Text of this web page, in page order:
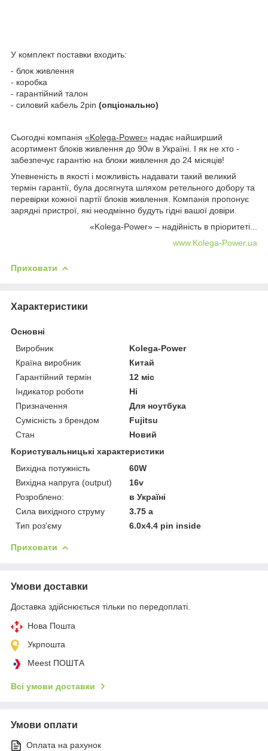
У комплект поставки входить:
- блок живлення
- коробка
- гарантійний талон
- силовий кабель 2pin (опціонально)
Сьогодні компанія «Kolega-Power» надає найширший
асортимент блоків живлення до 90w в Україні. І як не хто -
забезпечує гарантію на блоки живлення до 24 місяців!
Упевненість в якості і можливість надавати такий великий
термін гарантії, була досягнута шляхом ретельного добору та
перевірки кожної партії блоків живлення. Компанія пропонує
зарядні пристрої, які неодмінно будуть гідні вашої довіри.
«Kolega-Power» – надійність в пріоритеті...
www.Kolega-Power.ua
Приховати
Характеристики
Основні
Виробник
Kolega-Power
Країна виробник
Китай
Гарантійний термін
12 міс
Індикатор роботи
Ні
Призначення
Для ноутбука
Сумісність з брендом
Fujitsu
Стан
Новий
Користувальницькі характеристики
Вихідна потужність
60W
Вихідна напруга (output)
16v
Розроблено:
в Україні
Сила вихідного струму
3.75 a
Тип роз'єму
6.0x4.4 pin inside
Приховати
Умови доставки
Доставка здійснюється тільки по передоплаті.
Нова Пошта
Укрпошта
Meest ПОШТА
Всі умови доставки
Умови оплати
Оплата на рахунок